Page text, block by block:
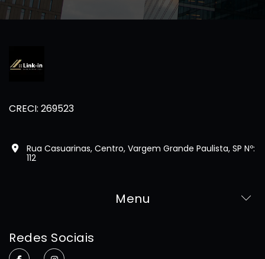
CRECI: 269523
Rua Casuarinas, Centro, Vargem Grande Paulista, SP Nº:
112
Menu
Redes Sociais